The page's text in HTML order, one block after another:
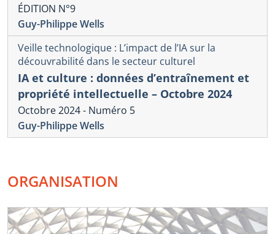
ÉDITION N°9
Guy-Philippe Wells
Veille technologique : L’impact de l’IA sur la
découvrabilité dans le secteur culturel
IA et culture : données d’entraînement et
propriété intellectuelle – Octobre 2024
Octobre 2024 - Numéro 5
Guy-Philippe Wells
ORGANISATION